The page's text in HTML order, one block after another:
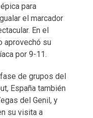
para
el marcador
En el
aprovechó su
por 9-11.
de grupos del
España también
del Genil, y
su visita a